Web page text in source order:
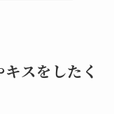
スをしたく